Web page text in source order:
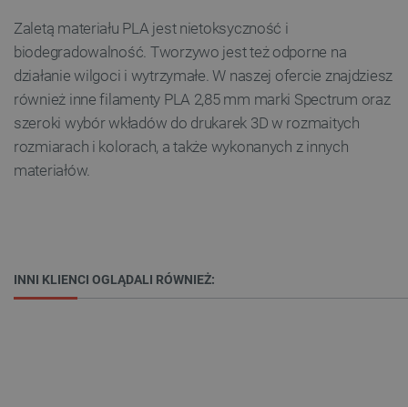
Zaletą materiału PLA jest nietoksyczność i
biodegradowalność. Tworzywo jest też odporne na
działanie wilgoci i wytrzymałe. W naszej ofercie znajdziesz
również inne filamenty PLA 2,85 mm marki Spectrum oraz
szeroki wybór wkładów do drukarek 3D w rozmaitych
rozmiarach i kolorach, a także wykonanych z innych
materiałów.
INNI KLIENCI OGLĄDALI RÓWNIEŻ:
__cf_bm
.inpost.pl